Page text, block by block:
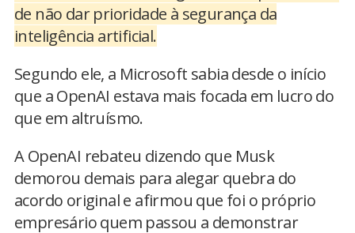
de não dar prioridade à segurança da
inteligência artificial.
Segundo ele, a Microsoft sabia desde o início
que a OpenAI estava mais focada em lucro do
que em altruísmo.
A OpenAI rebateu dizendo que Musk
demorou demais para alegar quebra do
acordo original e afirmou que foi o próprio
empresário quem passou a demonstrar